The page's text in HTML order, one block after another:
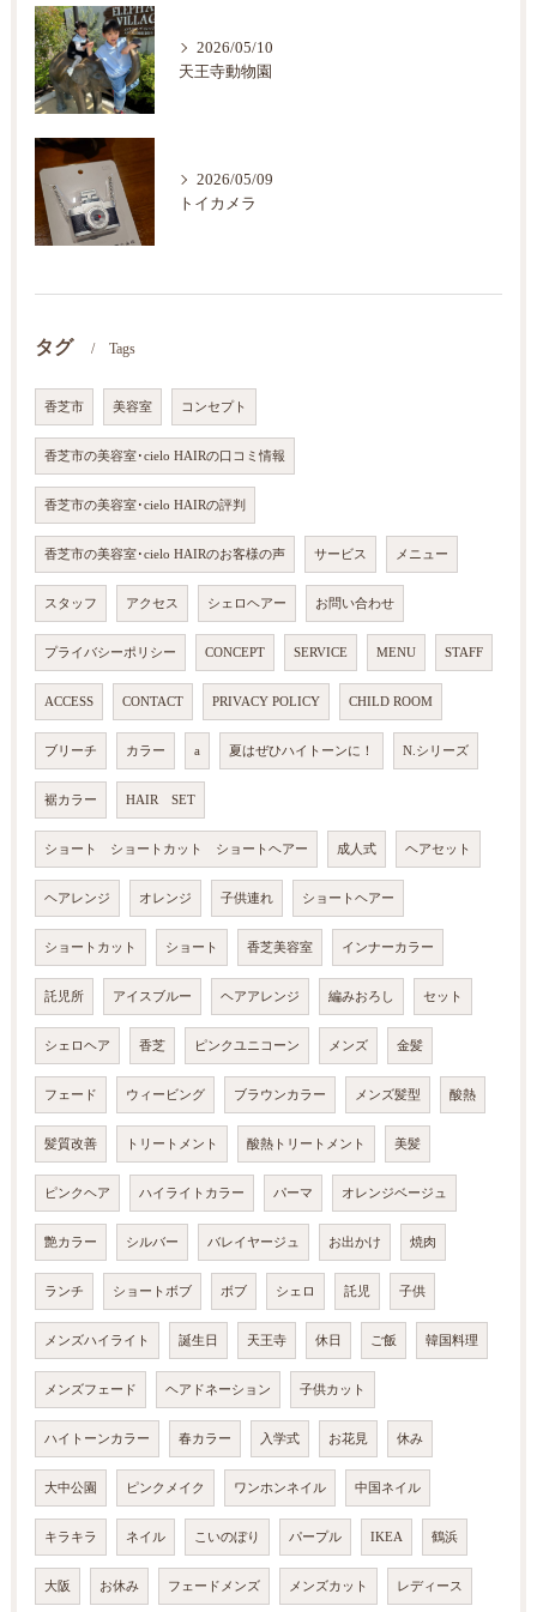
2026/05/10
天王寺動物園
2026/05/09
トイカメラ
タグ Tags
香芝市 美容室 コンセプト
香芝市の美容室･cielo HAIRの口コミ情報
香芝市の美容室･cielo HAIRの評判
香芝市の美容室･cielo HAIRのお客様の声 サービス メニュー
スタッフ アクセス シェロヘアー お問い合わせ
プライバシーポリシー CONCEPT SERVICE MENU STAFF
ACCESS CONTACT PRIVACY POLICY CHILD ROOM
ブリーチ カラー a 夏はぜひハイトーンに！ N.シリーズ
裾カラー HAIR SET
ショート ショートカット ショートヘアー 成人式 ヘアセット
ヘアレンジ オレンジ 子供連れ ショートヘアー
ショートカット ショート 香芝美容室 インナーカラー
託児所 アイスブルー ヘアアレンジ 編みおろし セット
シェロヘア 香芝 ピンクユニコーン メンズ 金髪
フェード ウィービング ブラウンカラー メンズ髪型 酸熱
髪質改善 トリートメント 酸熱トリートメント 美髪
ピンクヘア ハイライトカラー パーマ オレンジベージュ
艶カラー シルバー バレイヤージュ お出かけ 焼肉
ランチ ショートボブ ボブ シェロ 託児 子供
メンズハイライト 誕生日 天王寺 休日 ご飯 韓国料理
メンズフェード ヘアドネーション 子供カット
ハイトーンカラー 春カラー 入学式 お花見 休み
大中公園 ピンクメイク ワンホンネイル 中国ネイル
キラキラ ネイル こいのぼり パープル IKEA 鶴浜
大阪 お休み フェードメンズ メンズカット レディース